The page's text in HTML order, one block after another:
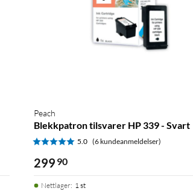
Peach
Blekkpatron tilsvarer HP 339 - Svart
5.0 (6 kundeanmeldelser)
299 90
Nettlager: 1 st